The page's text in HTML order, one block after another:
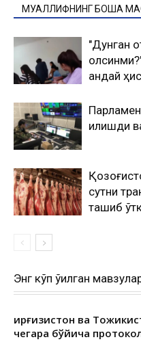
МУАЛЛИФНИНГ БОШҚА
"Дунган
қандай
қилишди
сутни
ташиб
Энг кўп ўқилган
Қирғизистон ва
чегара бўйича